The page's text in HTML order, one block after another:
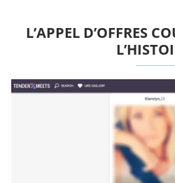
L’APPEL D’OFFRES